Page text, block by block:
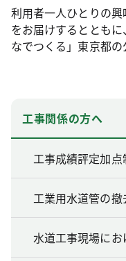
利用者一人ひとりの
をお届けするととも
なでつくる」東京都の
工事関係の方へ
工事成績評定加
工業用水道管の撤
水道工事現場に